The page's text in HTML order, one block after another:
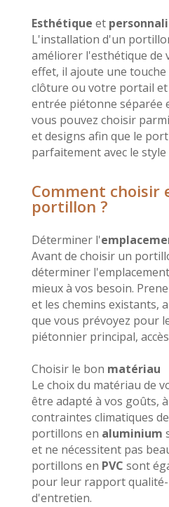
Esthétique et
L'installation d'un
améliorer l'esthétique de
effet, il ajoute une
clôture ou votre portail
entrée piétonne séparée
vous pouvez choisir
et designs afin que le
parfaitement avec le
Comment choisir
portillon ?
Déterminer l'
Avant de choisir un
déterminer
mieux à vos besoin.
et les chemins existants,
que vous prévoyez pour
piétonnier principal,
Choisir le bon matériau
Le choix du matériau de
être adapté à vos goûts,
contraintes climatiques
portillons en aluminium
et ne nécessitent pas
portillons en PVC sont
pour leur rapport
d'entretien.